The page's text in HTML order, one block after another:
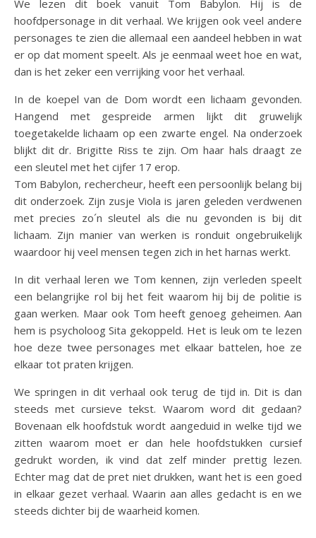
We lezen dit boek vanuit Tom Babylon. Hij is de
hoofdpersonage in dit verhaal. We krijgen ook veel andere
personages te zien die allemaal een aandeel hebben in wat
er op dat moment speelt. Als je eenmaal weet hoe en wat,
dan is het zeker een verrijking voor het verhaal.
In de koepel van de Dom wordt een lichaam gevonden.
Hangend met gespreide armen lijkt dit gruwelijk
toegetakelde lichaam op een zwarte engel. Na onderzoek
blijkt dit dr. Brigitte Riss te zijn. Om haar hals draagt ze
een sleutel met het cijfer 17 erop.
Tom Babylon, rechercheur, heeft een persoonlijk belang bij
dit onderzoek. Zijn zusje Viola is jaren geleden verdwenen
met precies zo´n sleutel als die nu gevonden is bij dit
lichaam. Zijn manier van werken is ronduit ongebruikelijk
waardoor hij veel mensen tegen zich in het harnas werkt.
In dit verhaal leren we Tom kennen, zijn verleden speelt
een belangrijke rol bij het feit waarom hij bij de politie is
gaan werken. Maar ook Tom heeft genoeg geheimen. Aan
hem is psycholoog Sita gekoppeld. Het is leuk om te lezen
hoe deze twee personages met elkaar battelen, hoe ze
elkaar tot praten krijgen.
We springen in dit verhaal ook terug de tijd in. Dit is dan
steeds met cursieve tekst. Waarom word dit gedaan?
Bovenaan elk hoofdstuk wordt aangeduid in welke tijd we
zitten waarom moet er dan hele hoofdstukken cursief
gedrukt worden, ik vind dat zelf minder prettig lezen.
Echter mag dat de pret niet drukken, want het is een goed
in elkaar gezet verhaal. Waarin aan alles gedacht is en we
steeds dichter bij de waarheid komen.